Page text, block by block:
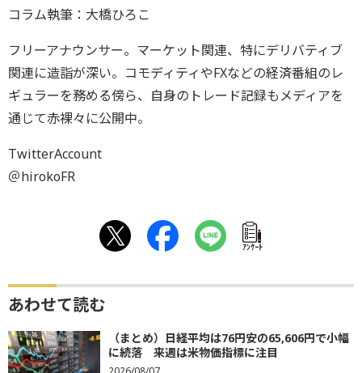
コラム執筆：大橋ひろこ
フリーアナウンサー。マーケット関連、特にデリバティブ
関連に造詣が深い。コモディティやFXなどの経済番組のレ
ギュラーを務める傍ら、自身のトレード記録もメディアを
通じて赤裸々に公開中。
TwitterAccount
＠hirokoFR
ｱﾝｹｰﾄ
あわせて読む
（まとめ）日経平均は76円安の65,606円で小幅
に続落 来週は米物価指標に注目